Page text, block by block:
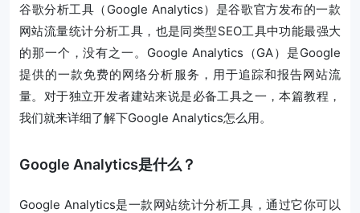
谷歌分析工具（Google Analytics）是谷歌官方发布的一款
网站流量统计分析工具，也是同类型SEO工具中功能最强大
的那一个，没有之一。Google Analytics（GA）是Google
提供的一款免费的网络分析服务，用于追踪和报告网站流
量。对于独立开发者建站来说是必备工具之一，本篇教程，
我们就来详细了解下Google Analytics怎么用。
Google Analytics是什么？
Google Analytics是一款网站统计分析工具，通过它你可以